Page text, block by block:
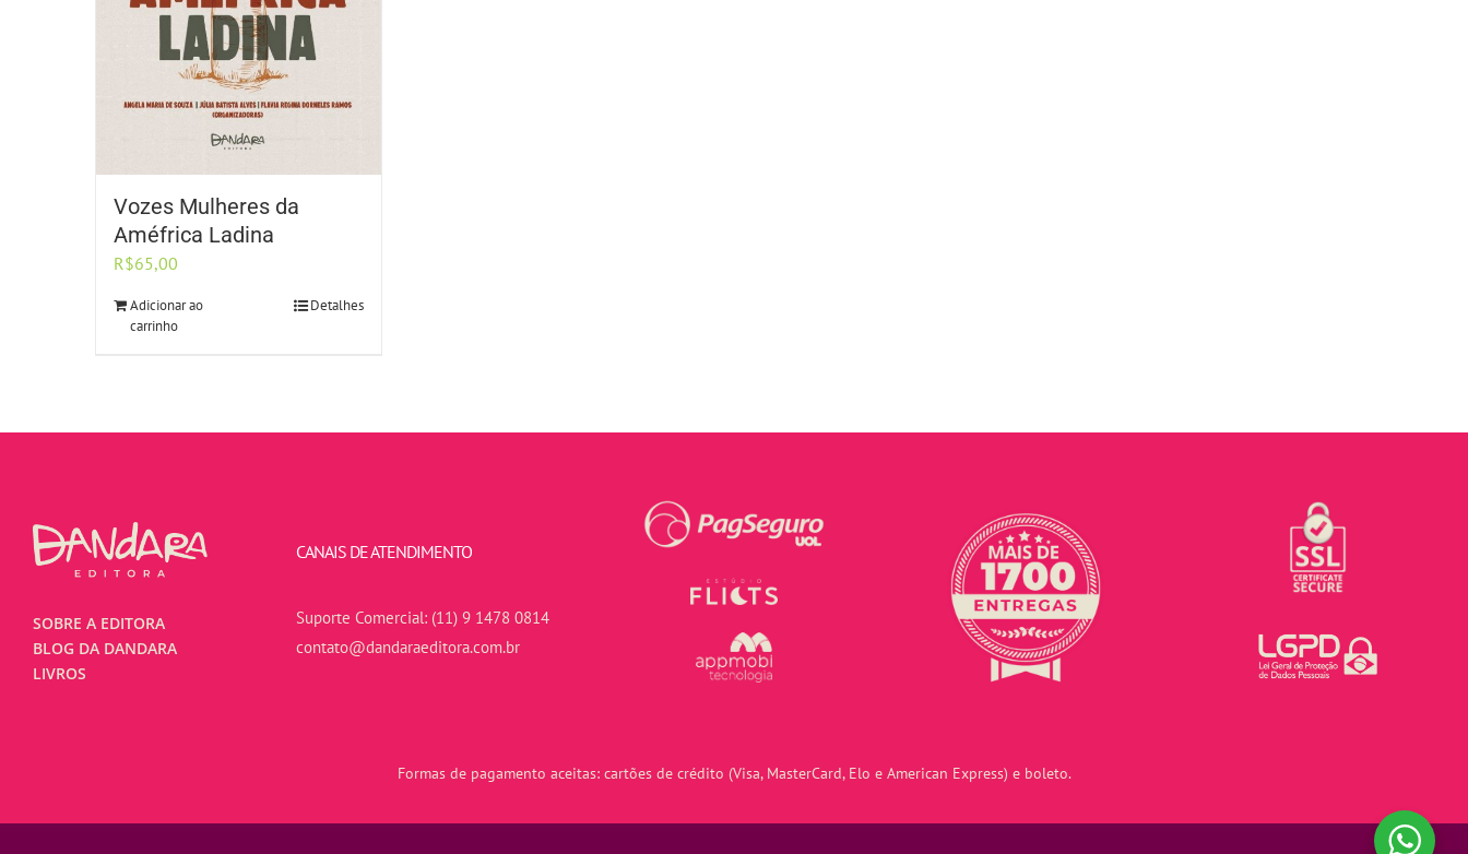
Vozes Mulheres da
Améfrica Ladina
R$65,00
Adicionar ao
carrinho
Detalhes
SOBRE A EDITORA
BLOG DA DANDARA
LIVROS
CANAIS DE ATENDIMENTO
Suporte Comercial: (11) 9 1478 0814
contato@dandaraeditora.com.br
Formas de pagamento aceitas: cartões de crédito (Visa, MasterCard, Elo e American Express) e boleto.